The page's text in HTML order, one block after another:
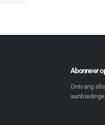
Abonneer
Ontvang